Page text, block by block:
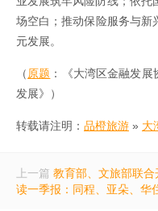
场空白；推动保险服务与新
元发展。
（原题 ：《大湾区金融发
发展》）
转载请注明： 品橙旅游 » 大
上一篇 教育部、文旅部联
读一季报：同程、亚朵、